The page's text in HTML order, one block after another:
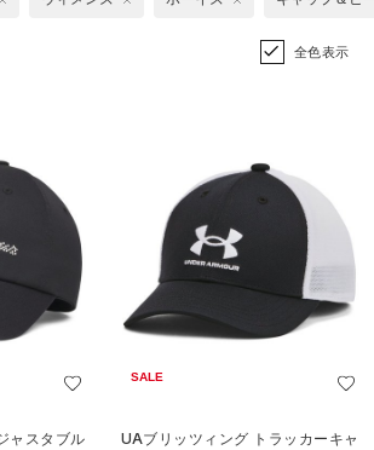
全色表示
ャスタブル
SALE
UAブリッツィング トラッカーキャ